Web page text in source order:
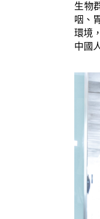
生物
咽、
環境
中國